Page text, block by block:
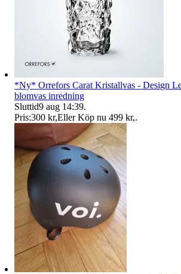
*Ny* Orrefors Carat Kristallvas - Design
blomvas inredning
Sluttid9 aug 14:39.
Pris:300 kr,Eller Köp nu 499 kr,.